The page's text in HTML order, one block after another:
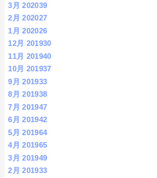
3月 202039
2月 202027
1月 202026
12月 201930
11月 201940
10月 201937
9月 201933
8月 201938
7月 201947
6月 201942
5月 201964
4月 201965
3月 201949
2月 201933